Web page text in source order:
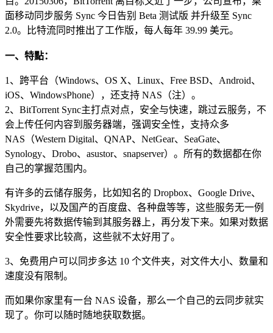
面移动同步服务 Sync 今日告别 Beta 测试版 并升级至 Sync
2.0。比特流同时推出了工作版，每人每年 39.99 美元。
一、特點：
1、跨平台（Windows、OS X、Linux、Free BSD、Android、
iOS、WindowsPhone），还支持 NAS（注）。
2、BitTorrent Sync主打点对点，安全与快速，跳过云服务，不
会上传任何内容到服务器端，强调安全性，支持众多
NAS（Western Digital、QNAP、NetGear、SeaGate、
Synology、Drobo、asustor、snapserver）。所有的数据都在你
自己的掌握范围内。
有许多的云储存服务，比如知名的 Dropbox、Google Drive、
Skydrive，以及国产的百度盘、各种盘等等，这些服务无一例
外需要先将数据传输到其服务器上，再分发下来。如果对数据
安全性要求比较高，这些就不太好用了。
3、免费用户可以同步多达 10 个文件夹，对文件大小、数量和
速度没有限制。
而如果你家里有一台 NAS 设备，那么一个自己的云同步就实
现了。你可以随时随地获取数据。